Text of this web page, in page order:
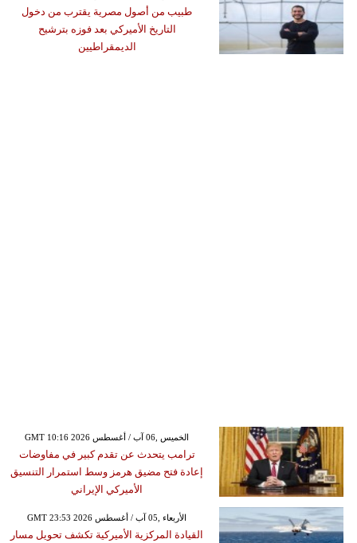
طبيب من أصول مصرية يقترب من دخول
التاريخ الأميركي بعد فوزه بترشيح
الديمقراطيين
GMT 10:16 2026 الخميس ,06 آب / أغسطس
ترامب يتحدث عن تقدم كبير في مفاوضات
إعادة فتح مضيق هرمز وسط استمرار التنسيق
الأميركي الإيراني
GMT 23:53 2026 الأربعاء ,05 آب / أغسطس
القيادة المركزية الأميركية تكشف تحويل مسار